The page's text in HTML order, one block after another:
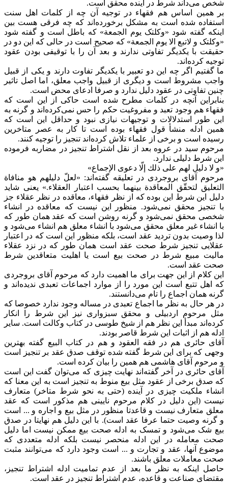
شخص می‌داند شرط در آینده محقق است.
بر همین اساس هم فقهاء در توجیه آن چه از کلمات اهل سنت
استفاده شده است به مشکل برخورده‌اند که چه فرقی هست بین
اینکه گفته شود «وکلتک یوم الجمعة» که باطل است و گفته شود
«وکلتک و لاتبع الا یوم الجمعة» که صحیح است در حالی که این دو در
حقیقت با یکدیگر تفاوتی ندارند و بعد آن را با توقیفی بودن عقود
توجیه کرده‌اند.
ما گفتیم اگر چه این دو تعبیر با یکدیگر تفاوت دارند و یکی از قبیل
واجب مشروط است و دیگری از قبیل واجب معلق، اما اصل تاثیر
چنین تفاوتی در عقود دلیل ندارد و صرفا ادعای محض است.
بنابراین آنچه در کلمات مطرح شده است حاکی از این است که
فقهاء هم وجود تعبد و مفروغیت حکم را حس نمی‌کرده‌اند و گرنه به
این طور استدلالات و توجیهات نیازی نبود و حداقل این است که
همین ادله منشأ قول فقهاء بوده است تا کار به عصر متاخرین
رسیده است و برخی از علماء تلاش کرده‌اند تنجیز را توجیه کنند.
مرحوم سید در عروه بعد از نقل اشتراط تنجیز در مضاربه فرموده
این شرط دلیلی ندارد.
«و لا دليل لهم على ذلك إلّا دعوى الإجماع»
مرحوم آقای بروجردی در تعلیقه گفته‌اند: «لعلّ دليلهم هو منافاة
التعليق لتحقّق المعاقدة بينهما بحسب اعتبار العقلاء.» یعنی شاید
دلیل این شرط این بوده که از نظر فقهاء، معاقده در نظر عقلاء جز
با تنجیز محقق نمی‌شود. منظور این نیست که معاقده در انشاء
شخصی محقق نمی‌شود و گرنه روشن است که عقد همان طور که
با انشاء غیر معلق محقق می‌شود با انشاء معلق هم انشاء‌ می‌شود و
لذا وصیت بدون تردید عقد است، بلکه منظور این است که در اعتبار
عقلایی تنجیز شرط صحت عقد است همان طور که در نزد عقلاء
مالیت مبیع شرط در صحت بیع است یا اهلیت متعاقدین شرط
صحت عقد است.
این کلام از این جهت برای ما اهمیت دارد که مرحوم آقای بروجردی
که اهل تتبع است این مورد را از موارد اجماعات تعبدی ندیده‌اند و
گرنه همان اجماع را تام می‌دانستند.
در هر حال به نظر ما اجماع تعبدی در مساله وجود ندارد خصوصا که
مثل مرحوم اردبیلی و محقق سبزواری نیز این شرط را انکار
کرده‌اند مبدأ این نظر هم از شیخ طوسی در کتاب وکالت است. سایر
ادله هم از اثبات این شرط قاصر بودند.
آقای حائری هم در فقه العقود و هم در کتاب البیع گفته بهترین
وجهی که برای این شرط گفته شده توقف صدق عقد بر تنجیز است
و مرحوم آقای هاشمی هم همین را بیان کرده است.
آقای حائری در آخر گفته‌اند نهایت چیزی که می‌توان گفت این است
که صدق برخی از عقود مثل بیع منوط به تنجیز است به این معنا که
انشاء ملکیت چیزی در آینده (حتی به نحو شرط متاخر) متعارف
نیست (این دلیل در کلام مرحوم نایینی هم مذکور است که عقد
معلق متعارف نیست و قاعدتا منظور در مثل بیع و اجاره و ... است
و گرنه وصیت حتما عرفا عقد است). با این دلیل هم نهایتا در صدق
بیع شک می‌شود و تمسک به ادله صحت بیع ممکن نیست اما دلیل
صحت معامله در این ادله منحصر نیست بلکه ادله متعددی که
موضوع آنها، عقد و تجارت و ... است وجود دارد که می‌توانند مثبت
صحت معاملات معلق باشند.
حاصل اینکه به نظر ما بعد از عدم تمامیت ادله اشتراط تنجیز،
مقتضای صناعت و قاعده، عدم اشتراط تنجیز در عقد است.